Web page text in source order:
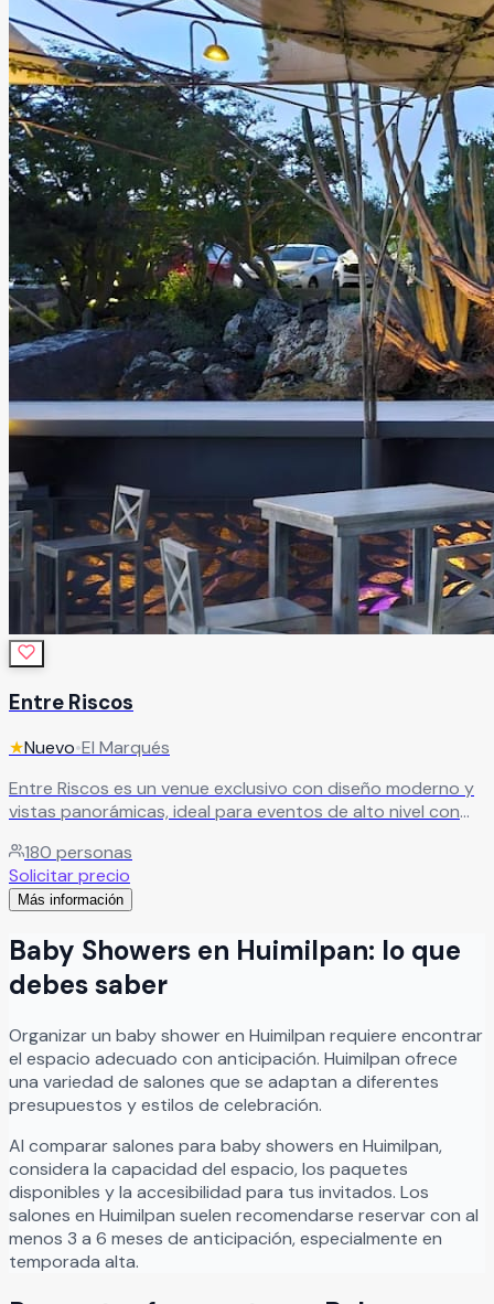
Entre Riscos
★Nuevo•El Marqués
Entre Riscos es un venue exclusivo con diseño moderno y
vistas panorámicas, ideal para eventos de alto nivel con
celebraciones que buscan elegancia, experiencia y un
entorno distintivo.
180 personas
Solicitar precio
Más información
Baby Showers en Huimilpan: lo que
debes saber
Organizarun baby showeren Huimilpan requiere encontrar
el espacio adecuado con anticipación. Huimilpan ofrece
una variedad de salones que se adaptan a diferentes
presupuestos y estilos de celebración.
Al comparar salones para baby showers en Huimilpan,
considera la capacidad del espacio, los paquetes
disponibles y la accesibilidad para tus invitados. Los
salones en Huimilpan suelen recomendarse reservar con al
menos 3 a 6 meses de anticipación, especialmente en
temporada alta.